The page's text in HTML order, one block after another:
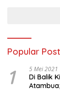
Popular Post
1 5 Mei 2021
Di Balik